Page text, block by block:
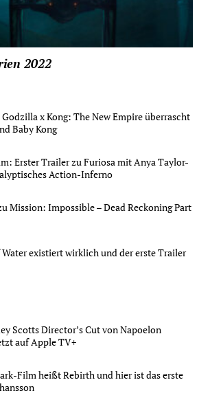
2022
x Kong: The New Empire überrascht
Baby Kong
Erster Trailer zu Furiosa mit Anya Taylor-
Action-Inferno
Mission: Impossible – Dead Reckoning Part
existiert wirklich und der erste Trailer
Scotts Director’s Cut von Napoelon
auf Apple TV+
Film heißt Rebirth und hier ist das erste